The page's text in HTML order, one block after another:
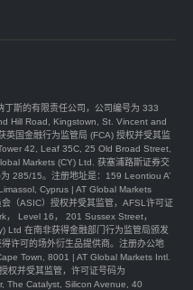
斯的有限责任公司，公司编号为 333
Hill Road, Kingstown, St. Vincent and
国金融行为监管局 (FCA) 授权并受其监
42, Leaf 35C, 25 Old Broad Street,
Markets (CY) Ltd. 获塞浦路斯证券交
285/15。注册地址是：159 Leontiou A’
Cyprus | AT Global Markets
（ASIC）授权并受其监管，AFSL许可证
， Level 16， 201 Sussex Street，
Ltd 在南非获得金融部门行为监管局颁发
许可的场外衍生品提供商。注册办公地
Town, 8001 | AT Global Markets Intl.
权并受其监管，许可证号码为
The Catalyst, Silicon Avenue, 40